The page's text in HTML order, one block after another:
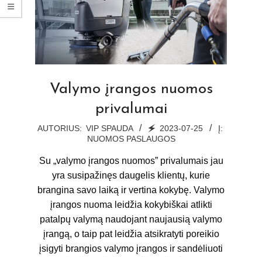
Valymo įrangos nuomos
privalumai
2023-
25
AUTORIUS: VIP SPAUDA 🗲 2023-07-25
Į:
NUOMOS PASLAUGOS
Su „valymo įrangos nuomos” privalumais jau
yra susipažinęs daugelis klientų, kurie
brangina savo laiką ir vertina kokybę. Valymo
įrangos nuoma leidžia kokybiškai atlikti
patalpų valymą naudojant naujausią valymo
įrangą, o taip pat leidžia atsikratyti poreikio
įsigyti brangios valymo įrangos ir sandėliuoti